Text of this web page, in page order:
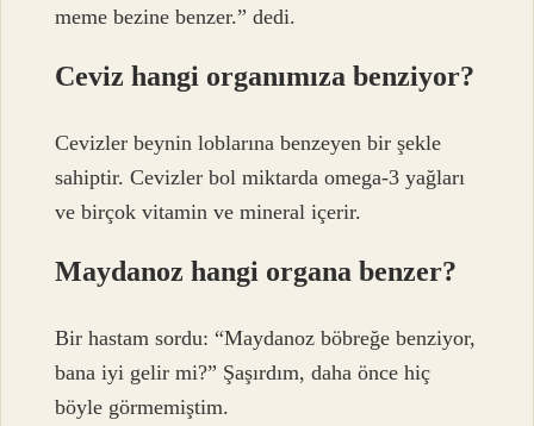
meme bezine benzer.” dedi.
Ceviz hangi organımıza benziyor?
Cevizler beynin loblarına benzeyen bir şekle
sahiptir. Cevizler bol miktarda omega-3 yağları
ve birçok vitamin ve mineral içerir.
Maydanoz hangi organa benzer?
Bir hastam sordu: “Maydanoz böbreğe benziyor,
bana iyi gelir mi?” Şaşırdım, daha önce hiç
böyle görmemiştim.